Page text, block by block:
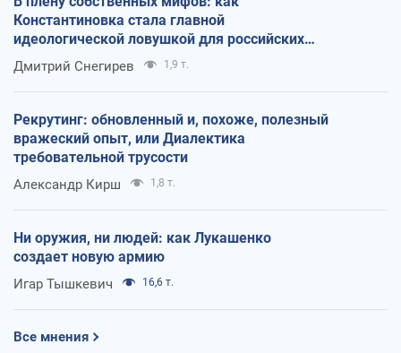
Константиновка стала главной
идеологической ловушкой для российских
оккупантов
Дмитрий Снегирев 1,9 т.
Рекрутинг: обновленный и, похоже, полезный
вражеский опыт, или Диалектика
требовательной трусости
Александр Кирш 1,8 т.
Ни оружия, ни людей: как Лукашенко
создает новую армию
Игар Тышкевич 16,6 т.
Все мнения